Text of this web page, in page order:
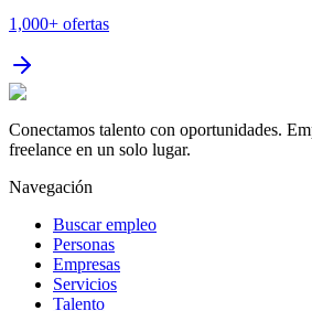
1,000+ ofertas
Conectamos talento con oportunidades.
freelance en un solo lugar.
Navegación
Buscar empleo
Personas
Empresas
Servicios
Talento